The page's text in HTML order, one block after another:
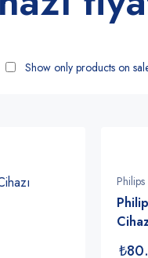
Show only products on
Philips
₺